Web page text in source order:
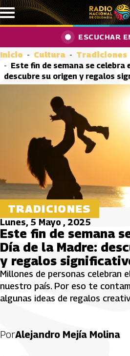
Pasar al contenido principal
ESCUCHAR
Inicio Cultura
Tradiciones
Este fin de semana se celebra
descubre su origen y regalos
TRADICIONES
Lunes, 5 Mayo , 2025
Este fin de semana
Día de la Madre:
y regalos
Millones de personas celebran
nuestro país. Por eso te
algunas ideas de regalos
PorAlejandro Mejía Molina